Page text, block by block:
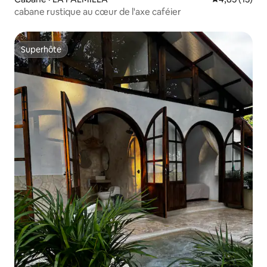
cabane rustique au cœur de l'axe caféier
Superhôte
Superhôte